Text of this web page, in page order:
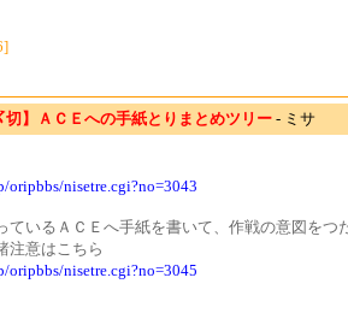
切】ＡＣＥへの手紙とりまとめツリー - ミサ
oripbbs/nisetre.cgi?no=3043
いるＡＣＥへ手紙を書いて、作戦の意図をつ
注意はこちら
oripbbs/nisetre.cgi?no=3045